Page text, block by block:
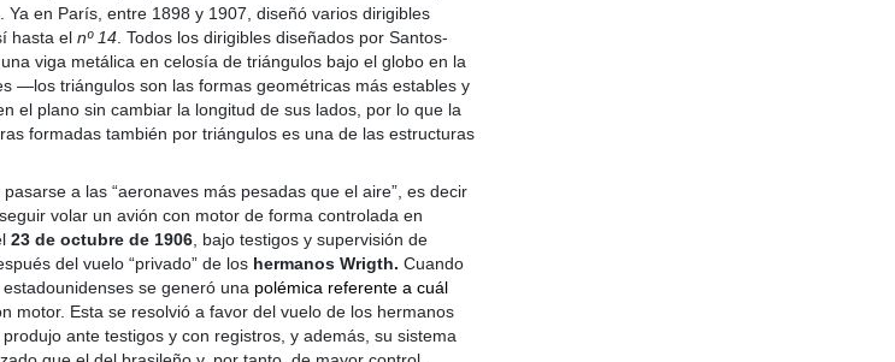
en París, entre 1898 y 1907, diseñó varios dirigibles
hasta el nº 14 . Todos los dirigibles diseñados por Santos-
viga metálica en celosía de triángulos bajo el globo en la
―los triángulos son las formas geométricas más estables y
el plano sin cambiar la longitud de sus lados, por lo que la
formadas también por triángulos es una de las estructuras
a las “aeronaves más pesadas que el aire”, es decir
volar un avión con motor de forma controlada en
23 de octubre de 1906 , bajo testigos y supervisión de
del vuelo “privado” de los hermanos Wrigth. Cuando
se generó una polémica referente a cuál
motor. Esta se resolvió a favor del vuelo de los hermanos
ante testigos y con registros, y además, su sistema